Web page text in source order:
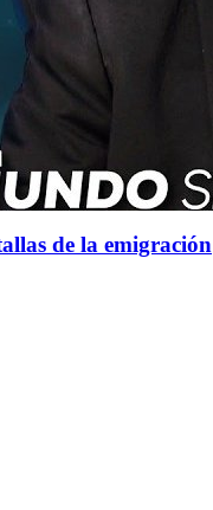
de la emigración